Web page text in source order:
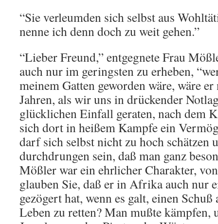
“Sie verleumden sich selbst aus
nenne ich denn doch zu weit gehen.”
“Lieber Freund,” entgegnete Frau
auch nur im geringsten zu erheben,
meinem Gatten geworden wäre, wäre
Jahren, als wir uns in drückender
glücklichen Einfall geraten, nach dem
sich dort in heißem Kampfe ein
darf sich selbst nicht zu hoch schätzen
durchdrungen sein, daß man ganz
Mößler war ein ehrlicher Charakter,
glauben Sie, daß er in Afrika auch nur
gezögert hat, wenn es galt, einen
Leben zu retten? Man mußte kämpfen,